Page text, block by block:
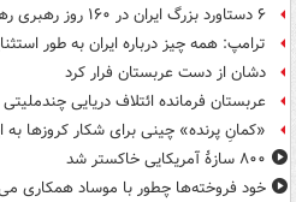
۶ دستاورد بزرگ ایران در ۱۶۰ روز رهبری رهبر انقلاب
ترامپ: همه چیز درباره ایران به طور
دشان از دست عربستان فرار کرد
عربستان فرمانده ائتلاف دریایی
«کمانِ پرنده» چینی برای شکار کروزها به
۸۰۰ سازۀ آمریکایی خاکستر شد
خود فروخته‌ها چطور با موساد همکاری